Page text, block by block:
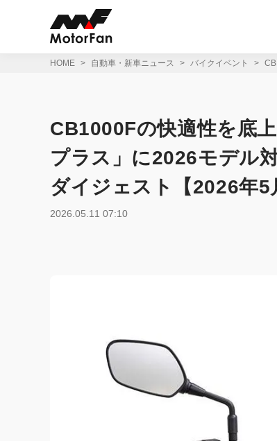
HOME 自動車・新車ニュース バイクイベント
CB1000Fの快適性を底
プラス」に2026モデル
ダイジェスト【2026年5
2026.05.11 07:10